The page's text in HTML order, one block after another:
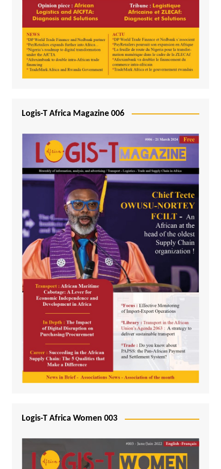
Logis-T Africa Magazine 006
Logis-T Africa Women 003